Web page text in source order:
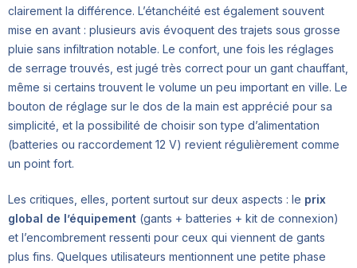
clairement la différence. L’étanchéité est également souvent
mise en avant : plusieurs avis évoquent des trajets sous grosse
pluie sans infiltration notable. Le confort, une fois les réglages
de serrage trouvés, est jugé très correct pour un gant chauffant,
même si certains trouvent le volume un peu important en ville. Le
bouton de réglage sur le dos de la main est apprécié pour sa
simplicité, et la possibilité de choisir son type d’alimentation
(batteries ou raccordement 12 V) revient régulièrement comme
un point fort.
Les critiques, elles, portent surtout sur deux aspects : le prix
global de l’équipement (gants + batteries + kit de connexion)
et l’encombrement ressenti pour ceux qui viennent de gants
plus fins. Quelques utilisateurs mentionnent une petite phase